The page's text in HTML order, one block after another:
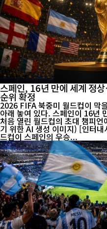
스페인, 16년 만에 세계 정
순위 확정
2026 FIFA 북중미 월드컵이 막
아래 놓여 있다. 스페인이 16년
처음 열린 월드컵의 초대 챔피
기 위한 AI 생성 이미지) [인터내셔널포커스] 2026 FIFA 북중미 월
드컵이 스페인의 우승...